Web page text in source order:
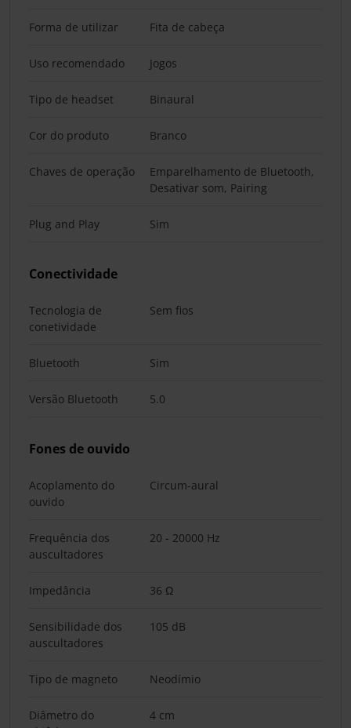
Forma de utilizar Fita de cabeça
Uso recomendado Jogos
Tipo de headset Binaural
Cor do produto Branco
Chaves de operação
Emparelhamento de Bluetooth,
Desativar som, Pairing
Plug and Play Sim
Conectividade
Tecnologia de
conetividade
Sem fios
Bluetooth Sim
Versão Bluetooth 5.0
Fones de ouvido
Acoplamento do
ouvido
Circum-aural
Frequência dos
auscultadores
20 - 20000 Hz
Impedância 36 Ω
Sensibilidade dos
auscultadores
105 dB
Tipo de magneto Neodímio
Diâmetro do
4 cm